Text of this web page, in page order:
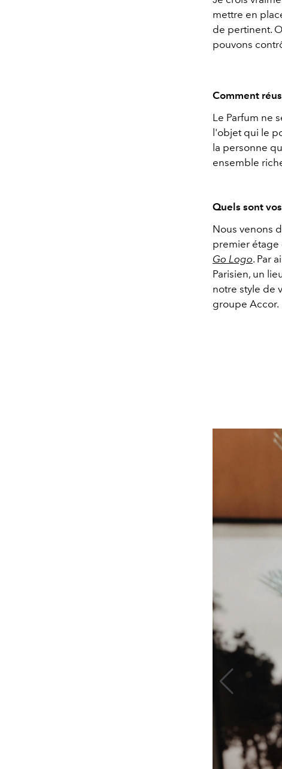
mettre en
de pertinent.
pouvons
Comment
Le Parfum ne
l'objet qui le
la personne
ensemble
Quels sont
Nous venons
premier étage
Go Logo. Par
Parisien, un
notre style de
groupe Accor.